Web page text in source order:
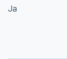
Ja